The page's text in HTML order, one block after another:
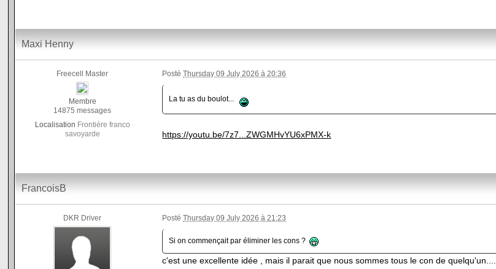
Maxi Henny
Freecell Master
Membre
14875 messages
Localisation Frontière franco
savoyarde
PostéThursday 09 July 2026 à 20:36
La tu as du boulot...
https://youtu.be/7z7...ZWGMHvYU6xPMX-k
FrancoisB
DKR Driver PostéThursday 09 July 2026 à 21:23
Si on commençait par éliminer les cons ?
c'est une excellente idée , mais il parait que nous sommes tous le con de quelqu'un....